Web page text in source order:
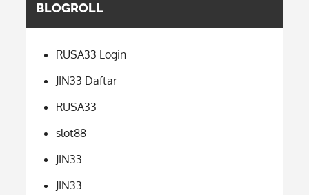
BLOGROLL
RUSA33 Login
JIN33 Daftar
RUSA33
slot88
JIN33
JIN33